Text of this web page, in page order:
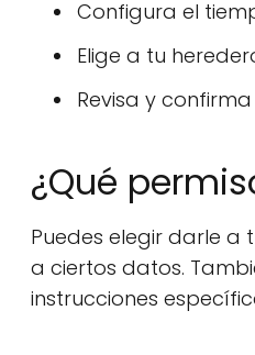
Configura el
Elige a tu
Revisa y
¿Qué
Puedes elegir darle
a ciertos datos.
instrucciones